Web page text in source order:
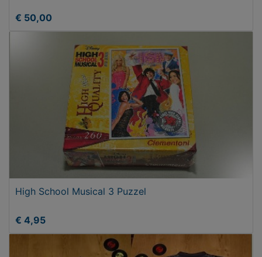
€ 50,00
High School Musical 3 Puzzel
€ 4,95